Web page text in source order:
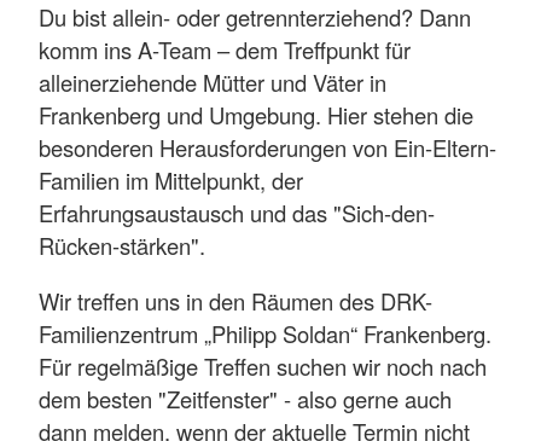
Du bist allein- oder getrennterziehend? Dann
komm ins A-Team – dem Treffpunkt für
alleinerziehende Mütter und Väter in
Frankenberg und Umgebung. Hier stehen die
besonderen Herausforderungen von Ein-Eltern-
Familien im Mittelpunkt, der
Erfahrungsaustausch und das "Sich-den-
Rücken-stärken".
Wir treffen uns in den Räumen des DRK-
Familienzentrum „Philipp Soldan“ Frankenberg.
Für regelmäßige Treffen suchen wir noch nach
dem besten "Zeitfenster" - also gerne auch
dann melden, wenn der aktuelle Termin nicht